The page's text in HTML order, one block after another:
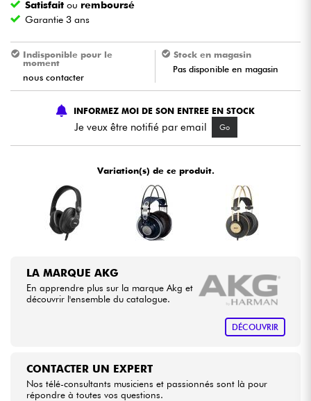
Vents
Violons & Quatuor
Eveil Musical
Câbles & Access.
Packs
Voir nos marques
Satisfait ou remboursé
Garantie 3 ans
Indisponible pour le
moment
nous contacter
Stock en magasin
Pas disponible en magasin
INFORMEZ MOI DE SON ENTREE EN STOCK
Je veux être notifié par email Go
Variation(s) de ce produit.
LA MARQUE AKG
En apprendre plus sur la marque Akg et
découvrir l'ensemble du catalogue.
DÉCOUVRIR
CONTACTER UN EXPERT
Nos télé-consultants musiciens et passionnés sont là pour
répondre à toutes vos questions.